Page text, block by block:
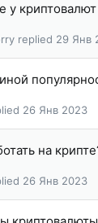
у
29 Янв
26 Янв 2023
на
26 Янв 2023